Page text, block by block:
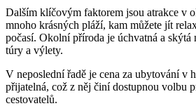
Dalším⁤ klíčovým faktorem jsou atrakce v
mnoho krásných pláží, kam⁢ můžete jít‍
počasí. Okolní​ příroda ⁣je⁤ úchvatná a skýtá
túry‌ a výlety.
V ⁢neposlední řadě‍ je cena za ubytování v
přijatelná, což z něj činí dostupnou volbu
cestovatelů.